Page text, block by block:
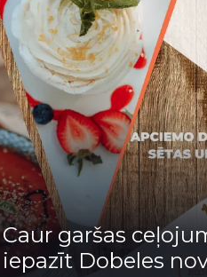
Caur garšas
iepazīt Dobeles